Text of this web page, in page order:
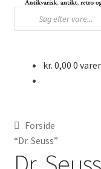
Products
search
Bøger og blade
kr. 0,00 0 varer
Forside
“Dr. Seuss”